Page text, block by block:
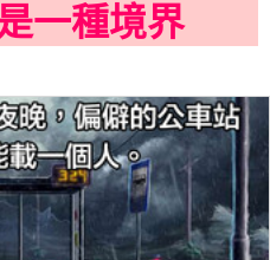
一種境界